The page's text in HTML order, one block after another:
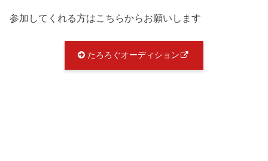
参加してくれる方はこちらからお願いします
たろろぐオーディション